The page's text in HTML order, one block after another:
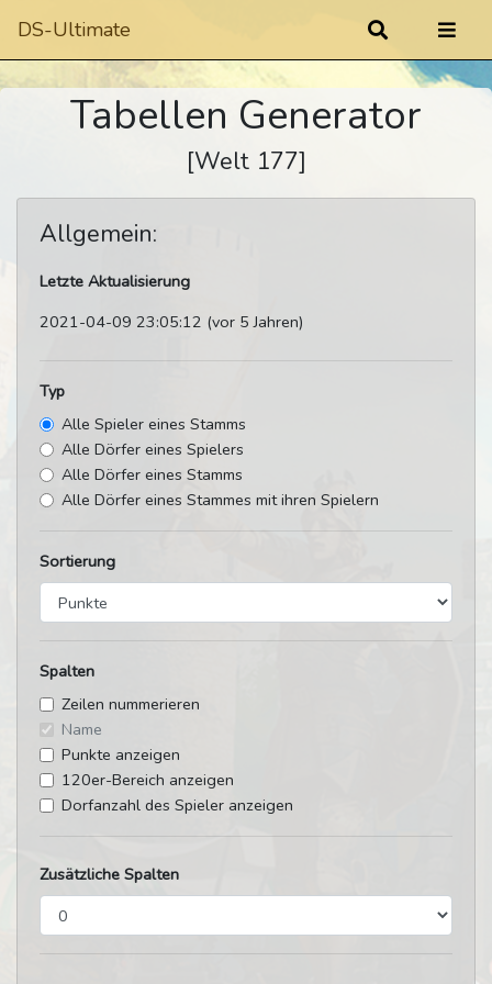
DS-Ultimate
Tabellen Generator
[Welt 177]
Allgemein:
Letzte Aktualisierung
2021-04-09 23:05:12 (vor 5 Jahren)
Typ
Alle Spieler eines Stamms
Alle Dörfer eines Spielers
Alle Dörfer eines Stamms
Alle Dörfer eines Stammes mit ihren Spielern
Sortierung
Spalten
Zeilen nummerieren
Name
Punkte anzeigen
120er-Bereich anzeigen
Dorfanzahl des Spieler anzeigen
Zusätzliche Spalten